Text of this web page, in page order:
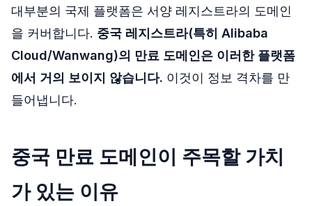
대부분의 국제 플랫폼은 서양 레지스트라의 도메인
을 커버합니다. 중국 레지스트라(특히 Alibaba
Cloud/Wanwang)의 만료 도메인은 이러한 플랫폼
에서 거의 보이지 않습니다. 이것이 정보 격차를 만
들어냅니다.
중국 만료 도메인이 주목할 가치
가 있는 이유